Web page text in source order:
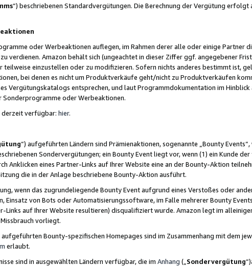
“) beschriebenen Standardvergütungen. Die Berechnung der Vergütung
oder Werbeaktionen auflegen, im Rahmen derer alle oder einige Partner
zu verdienen. Amazon behält sich (ungeachtet in dieser Ziffer ggf. angegebener
teilweise einzustellen oder zu modifizieren. Sofern nichts anderes bestimmt ist,
bei denen es nicht um Produktverkäufe geht/nicht zu Produktverkäufen
Vergütungskatalogs entsprechen, und laut Programmdokumentation im
Sonderprogramme oder Werbeaktionen.
derzeit verfügbar: hier.
“) aufgeführten Ländern sind Prämienaktionen, sogenannte „Bounty
Sondervergütungen; ein Bounty Event liegt vor, wenn (1) ein Kunde
Anklicken eines Partner-Links auf Ihrer Website eine an der Bounty-Aktion
die in der Anlage beschriebene Bounty-Aktion ausführt.
wenn das zugrundeliegende Bounty Event aufgrund eines Verstoßes oder
Einsatz von Bots oder Automatisierungssoftware, im Falle mehrerer Bounty
Links auf Ihrer Website resultieren) disqualifiziert wurde. Amazon legt im
vorliegt.
Bounty-spezifischen Homepages sind im Zusammenhang mit dem
erlaubt.
sind in ausgewählten Ländern verfügbar, die im Anhang („ Sondervergütung